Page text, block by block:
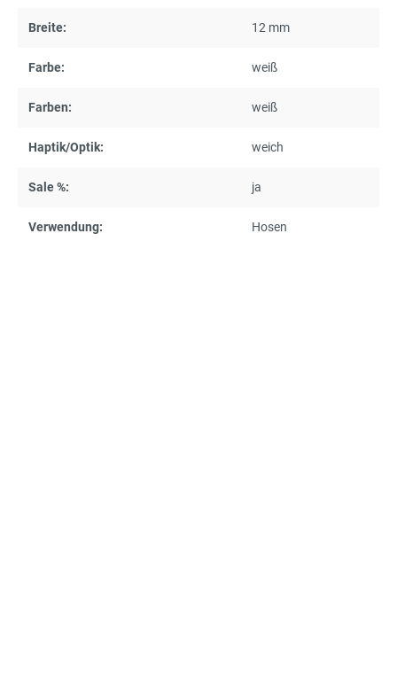
Breite: 12 mm
Farbe: weiß
Farben: weiß
Haptik/Optik: weich
Sale %: ja
Verwendung: Hosen